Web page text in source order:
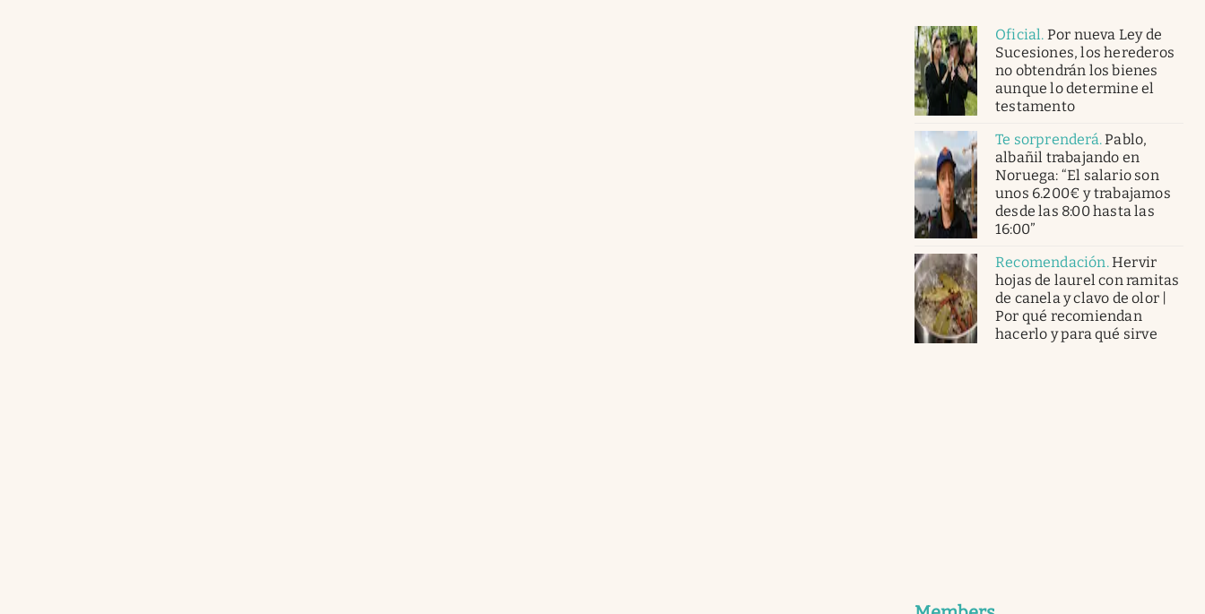
Oficial. Por nueva Ley de
Sucesiones, los herederos
no obtendrán los bienes
aunque lo determine el
testamento
Te sorprenderá.Pablo,
albañil trabajando en
Noruega: “El salario son
unos 6.200€ y trabajamos
desde las 8:00 hasta las
16:00”
Recomendación.Hervir
hojas de laurel con ramitas
de canela y clavo de olor |
Por qué recomiendan
hacerlo y para qué sirve